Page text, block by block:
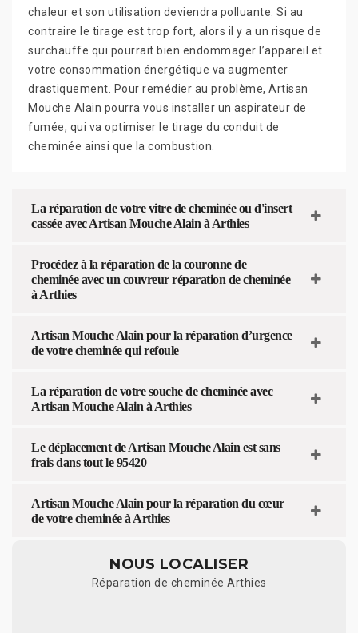
chaleur et son utilisation deviendra polluante. Si au
contraire le tirage est trop fort, alors il y a un risque de
surchauffe qui pourrait bien endommager l’appareil et
votre consommation énergétique va augmenter
drastiquement. Pour remédier au problème, Artisan
Mouche Alain pourra vous installer un aspirateur de
fumée, qui va optimiser le tirage du conduit de
cheminée ainsi que la combustion.
La réparation de votre vitre de cheminée ou d'insert
cassée avec Artisan Mouche Alain à Arthies
Procédez à la réparation de la couronne de
cheminée avec un couvreur réparation de cheminée
à Arthies
Artisan Mouche Alain pour la réparation d’urgence
de votre cheminée qui refoule
La réparation de votre souche de cheminée avec
Artisan Mouche Alain à Arthies
Le déplacement de Artisan Mouche Alain est sans
frais dans tout le 95420
Artisan Mouche Alain pour la réparation du cœur
de votre cheminée à Arthies
NOUS LOCALISER
Réparation de cheminée Arthies